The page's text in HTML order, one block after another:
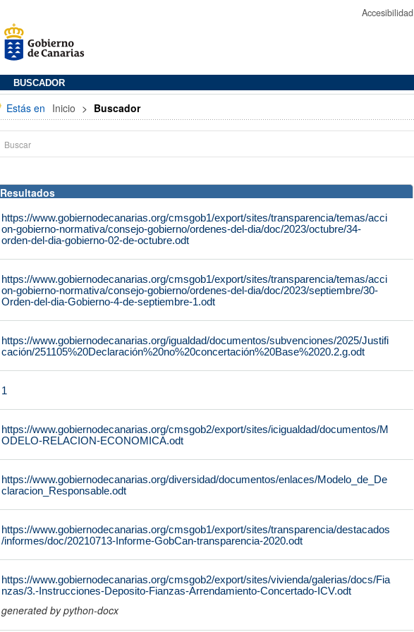
Accesibilidad
BUSCADOR
Estás en Inicio > Buscador
Resultados
https://www.gobiernodecanarias.org/cmsgob1/export/sites/transparencia/temas/acci
on-gobierno-normativa/consejo-gobierno/ordenes-del-dia/doc/2023/octubre/34-
orden-del-dia-gobierno-02-de-octubre.odt
https://www.gobiernodecanarias.org/cmsgob1/export/sites/transparencia/temas/acci
on-gobierno-normativa/consejo-gobierno/ordenes-del-dia/doc/2023/septiembre/30-
Orden-del-dia-Gobierno-4-de-septiembre-1.odt
https://www.gobiernodecanarias.org/igualdad/documentos/subvenciones/2025/Justifi
cación/251105%20Declaración%20no%20concertación%20Base%2020.2.g.odt
1
https://www.gobiernodecanarias.org/cmsgob2/export/sites/icigualdad/documentos/M
ODELO-RELACION-ECONOMICA.odt
https://www.gobiernodecanarias.org/diversidad/documentos/enlaces/Modelo_de_De
claracion_Responsable.odt
https://www.gobiernodecanarias.org/cmsgob1/export/sites/transparencia/destacados
/informes/doc/20210713-Informe-GobCan-transparencia-2020.odt
https://www.gobiernodecanarias.org/cmsgob2/export/sites/vivienda/galerias/docs/Fia
nzas/3.-Instrucciones-Deposito-Fianzas-Arrendamiento-Concertado-ICV.odt
generated by python-docx